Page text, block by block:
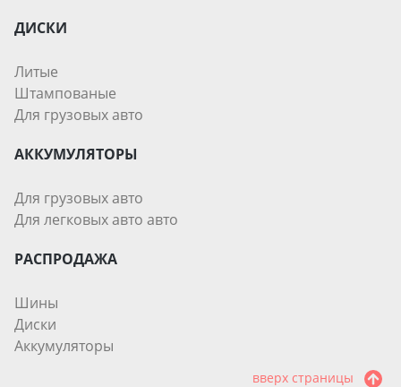
ДИСКИ
Литые
Штампованые
Для грузовых авто
АККУМУЛЯТОРЫ
Для грузовых авто
Для легковых авто авто
РАСПРОДАЖА
Шины
Диски
Аккумуляторы
вверх страницы